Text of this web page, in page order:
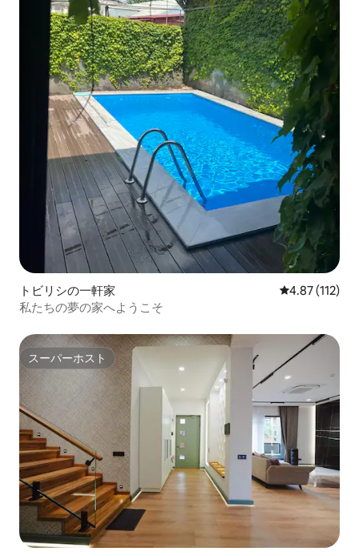
トビリシの一軒家 レビュー112
4.87 (112)
私たちの夢の家へようこそ
スーパーホスト
スーパーホスト